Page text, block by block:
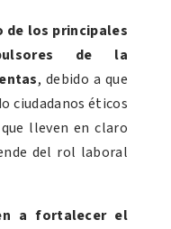
de los principales
de la
, debido a que
ciudadanos éticos
lleven en claro
del rol laboral
a fortalecer el